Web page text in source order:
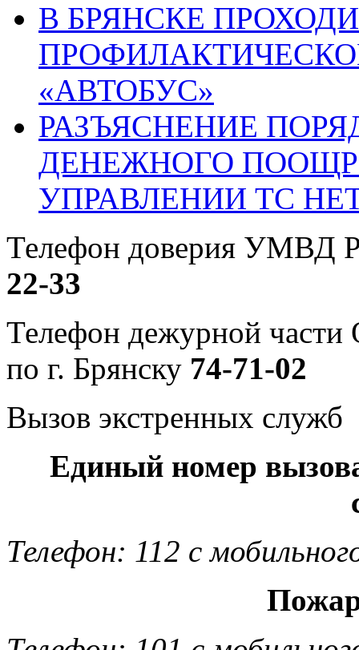
В БРЯНСКЕ
«АВТОБУС»
РАЗЪЯСНЕНИЕ
ДЕНЕЖНОГО
УПРАВЛЕНИИ ТС
Телефон доверия УМВД
22-33
Телефон дежурной
по г. Брянску 74-71-02
Вызов экстренных служб
Единый номер
Телефон: 112 с